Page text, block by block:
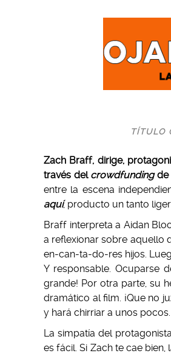
TÍTULO
Zach Braff, dirige,
través del crowdfundingde
entre la escena
aquí, producto un tanto
Braff interpreta a Aidan
a reflexionar sobre aquello
en-can-ta-do-res hijos.
Y responsable. Ocuparse
grande! Por otra parte, su
dramático al film. ¡Que no
y hará chirriar a unos pocos.
La simpatía del
es fácil. Si Zach te cae